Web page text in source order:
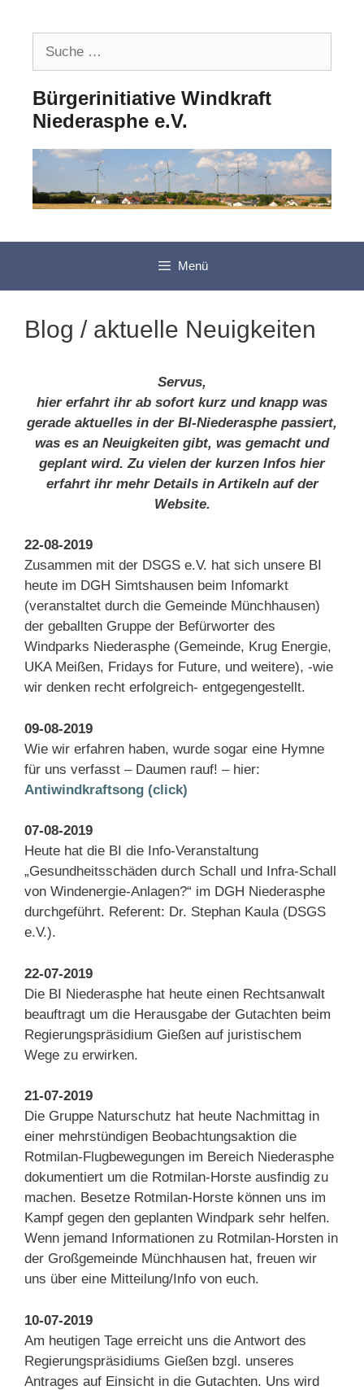
springen
Bürgerinitiative Windkraft
Niederasphe e.V.
Menü
Blog / aktuelle Neuigkeiten
Servus,
hier erfahrt ihr ab sofort kurz und knapp was
gerade aktuelles in der BI-Niederasphe passiert,
was es an Neuigkeiten gibt, was gemacht und
geplant wird. Zu vielen der kurzen Infos hier
erfahrt ihr mehr Details in Artikeln auf der
Website.
22-08-2019
Zusammen mit der DSGS e.V. hat sich unsere BI
heute im DGH Simtshausen beim Infomarkt
(veranstaltet durch die Gemeinde Münchhausen)
der geballten Gruppe der Befürworter des
Windparks Niederasphe (Gemeinde, Krug Energie,
UKA Meißen, Fridays for Future, und weitere), -wie
wir denken recht erfolgreich- entgegengestellt.
09-08-2019
Wie wir erfahren haben, wurde sogar eine Hymne
für uns verfasst – Daumen rauf! – hier:
Antiwindkraftsong (click)
07-08-2019
Heute hat die BI die Info-Veranstaltung
„Gesundheitsschäden durch Schall und Infra-Schall
von Windenergie-Anlagen?“ im DGH Niederasphe
durchgeführt. Referent: Dr. Stephan Kaula (DSGS
e.V.).
22-07-2019
Die BI Niederasphe hat heute einen Rechtsanwalt
beauftragt um die Herausgabe der Gutachten beim
Regierungspräsidium Gießen auf juristischem
Wege zu erwirken.
21-07-2019
Die Gruppe Naturschutz hat heute Nachmittag in
einer mehrstündigen Beobachtungsaktion die
Rotmilan-Flugbewegungen im Bereich Niederasphe
dokumentiert um die Rotmilan-Horste ausfindig zu
machen. Besetze Rotmilan-Horste können uns im
Kampf gegen den geplanten Windpark sehr helfen.
Wenn jemand Informationen zu Rotmilan-Horsten in
der Großgemeinde Münchhausen hat, freuen wir
uns über eine Mitteilung/Info von euch.
10-07-2019
Am heutigen Tage erreicht uns die Antwort des
Regierungspräsidiums Gießen bzgl. unseres
Antrages auf Einsicht in die Gutachten. Uns wird